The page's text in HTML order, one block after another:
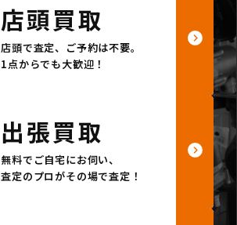
店頭買取
店頭で査定、ご予約は不要。
1点からでも大歓迎！
出張買取
無料でご自宅にお伺い、
査定のプロがその場で査定！